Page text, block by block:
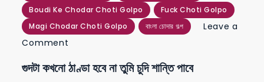
Boudi Ke Chodar Choti Golpo Fuck Choti Golpo
Magi Chodar Choti Golpo বাংলা চোদার গল্প
Leave a
Comment
কখনো
গুদটা কখনো ঠাণ্ডা হবে না তুমি চুদি শান্তি পাবে